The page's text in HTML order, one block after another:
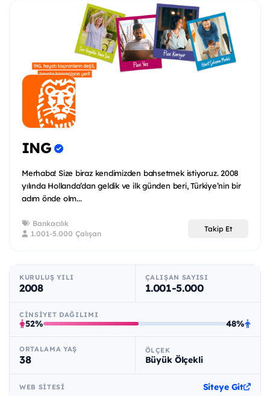
ING
Merhaba! Size biraz kendimizden bahsetmek istiyoruz. 2008
yılında Hollanda’dan geldik ve ilk günden beri, Türkiye’nin bir
adım önde olm...
Bankacılık
1.001-5.000 Çalışan
Takip Et
KURULUŞ YILI
2008
ÇALIŞAN SAYISI
1.001-5.000
CINSIYET DAĞILIMI
52% 48%
ORTALAMA YAŞ
38
ÖLÇEK
Büyük Ölçekli
WEB SITESI Siteye Git